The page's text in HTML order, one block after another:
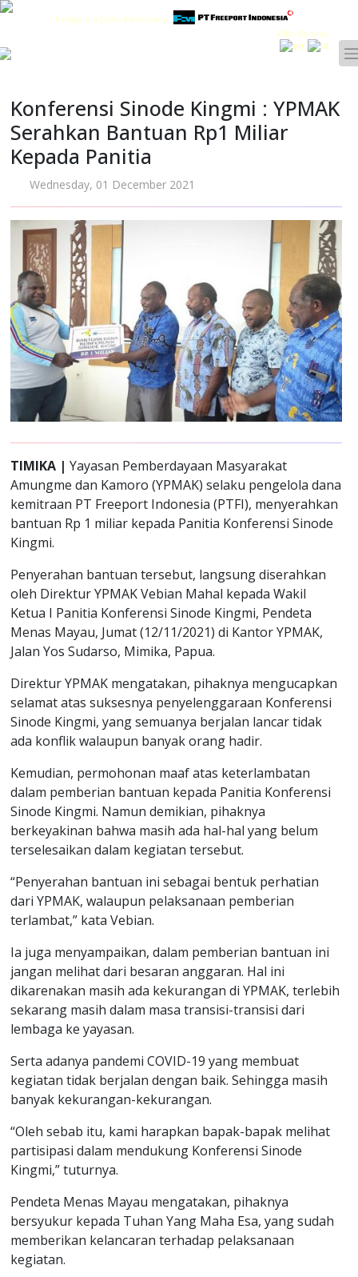
Pengelola Dana Kemitraan
Pilih Bahasa :
Konferensi Sinode Kingmi : YPMAK
Serahkan Bantuan Rp1 Miliar
Kepada Panitia
Wednesday, 01 December 2021
TIMIKA | Yayasan Pemberdayaan Masyarakat
Amungme dan Kamoro (YPMAK) selaku pengelola dana
kemitraan PT Freeport Indonesia (PTFI), menyerahkan
bantuan Rp 1 miliar kepada Panitia Konferensi Sinode
Kingmi.
Penyerahan bantuan tersebut, langsung diserahkan
oleh Direktur YPMAK Vebian Mahal kepada Wakil
Ketua I Panitia Konferensi Sinode Kingmi, Pendeta
Menas Mayau, Jumat (12/11/2021) di Kantor YPMAK,
Jalan Yos Sudarso, Mimika, Papua.
Direktur YPMAK mengatakan, pihaknya mengucapkan
selamat atas suksesnya penyelenggaraan Konferensi
Sinode Kingmi, yang semuanya berjalan lancar tidak
ada konflik walaupun banyak orang hadir.
Kemudian, permohonan maaf atas keterlambatan
dalam pemberian bantuan kepada Panitia Konferensi
Sinode Kingmi. Namun demikian, pihaknya
berkeyakinan bahwa masih ada hal-hal yang belum
terselesaikan dalam kegiatan tersebut.
“Penyerahan bantuan ini sebagai bentuk perhatian
dari YPMAK, walaupun pelaksanaan pemberian
terlambat,” kata Vebian.
Ia juga menyampaikan, dalam pemberian bantuan ini
jangan melihat dari besaran anggaran. Hal ini
dikarenakan masih ada kekurangan di YPMAK, terlebih
sekarang masih dalam masa transisi-transisi dari
lembaga ke yayasan.
Serta adanya pandemi COVID-19 yang membuat
kegiatan tidak berjalan dengan baik. Sehingga masih
banyak kekurangan-kekurangan.
“Oleh sebab itu, kami harapkan bapak-bapak melihat
partisipasi dalam mendukung Konferensi Sinode
Kingmi,” tuturnya.
Pendeta Menas Mayau mengatakan, pihaknya
bersyukur kepada Tuhan Yang Maha Esa, yang sudah
memberikan kelancaran terhadap pelaksanaan
kegiatan.